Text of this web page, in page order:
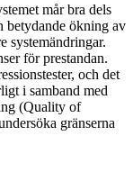
mår bra dels
betydande ökning av
systemändringar.
för prestandan.
och det
i samband med
(Quality of
gränserna